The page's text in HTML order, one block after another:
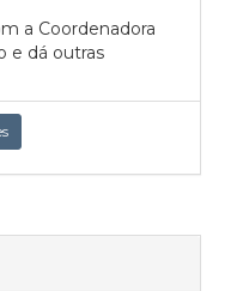
a Coordenadora
e dá outras